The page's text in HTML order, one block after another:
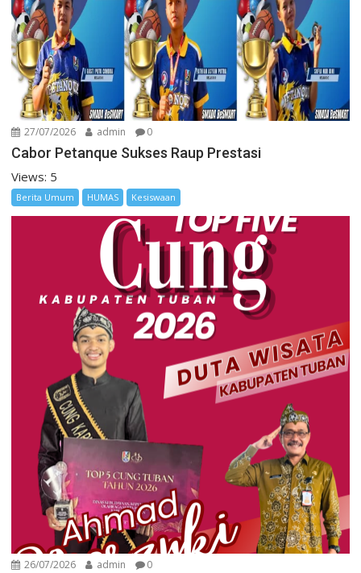
27/07/2026 admin 0
Cabor Petanque Sukses Raup Prestasi
Views: 5
Berita Umum HUMAS Kesiswaan
26/07/2026 admin 0